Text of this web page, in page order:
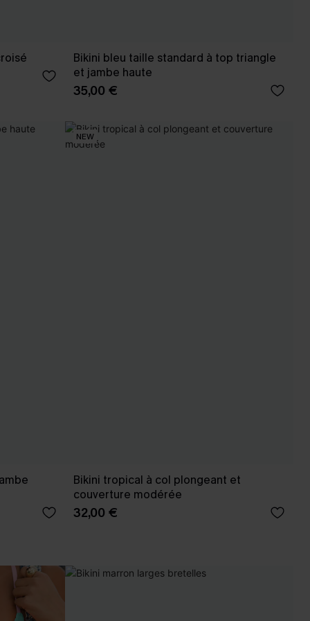
Bikini bleu taille standard à top triangle
et jambe haute
35,00 €
NEW
Bikini tropical à col plongeant et
couverture modérée
32,00 €